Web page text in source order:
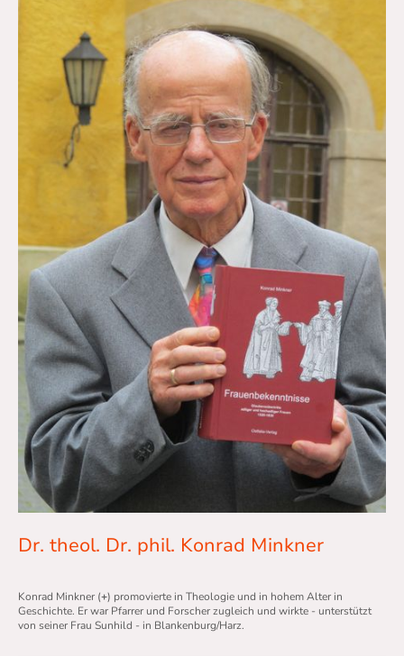
Dr. theol. Dr. phil. Konrad Minkner
Konrad Minkner (+) promovierte in Theologie und in hohem Alter in
Geschichte. Er war Pfarrer und Forscher zugleich und wirkte - unterstützt
von seiner Frau Sunhild - in Blankenburg/Harz.